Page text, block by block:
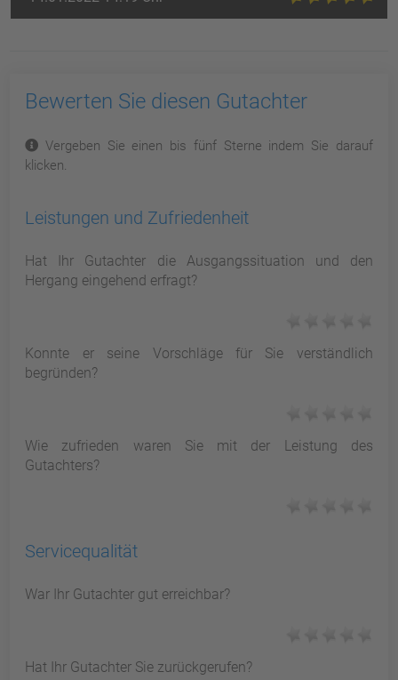
Bewerten Sie diesen Gutachter
Vergeben Sie einen bis fünf Sterne indem Sie darauf
klicken.
Leistungen und Zufriedenheit
Hat Ihr Gutachter die Ausgangssituation und den
Hergang eingehend erfragt?
Konnte er seine Vorschläge für Sie verständlich
begründen?
Wie zufrieden waren Sie mit der Leistung des
Gutachters?
Servicequalität
War Ihr Gutachter gut erreichbar?
Hat Ihr Gutachter Sie zurückgerufen?